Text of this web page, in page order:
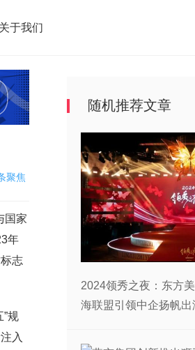
关于我们
聚焦
国家
年
志
规
入
随机推荐文章
2024领秀之夜：东方
海联盟引领中企扬帆出